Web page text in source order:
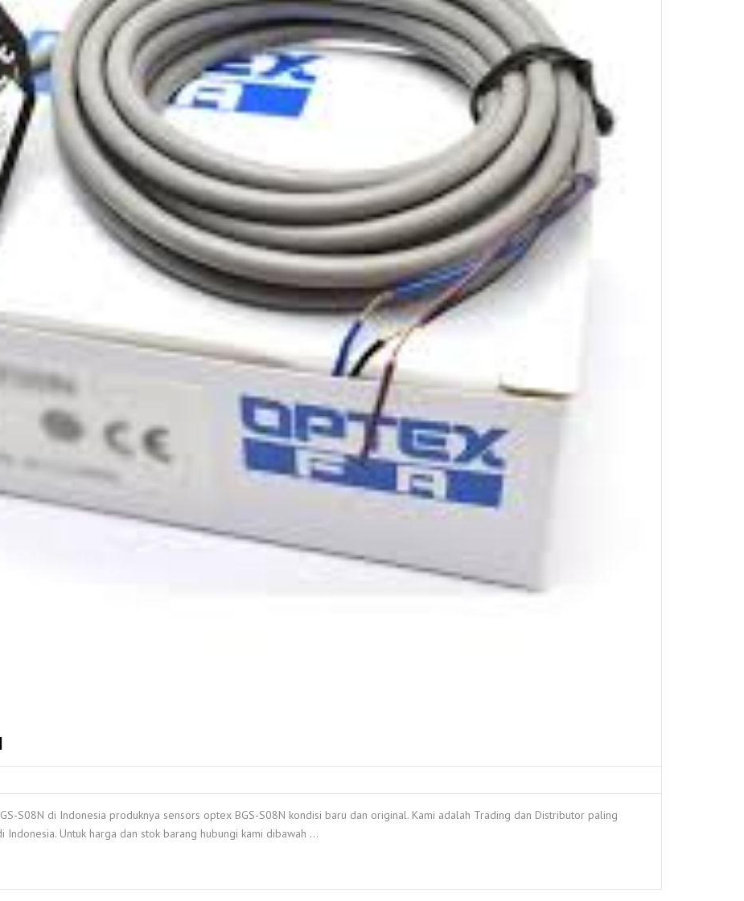
S08N di Indonesia produknya sensors optex BGS-S08N kondisi baru dan original. Kami adalah Trading dan Distributor paling
Indonesia. Untuk harga dan stok barang hubungi kami dibawah …